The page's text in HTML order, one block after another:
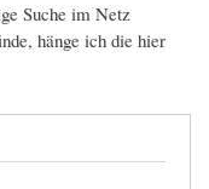
Suche im Netz
hänge ich die hier